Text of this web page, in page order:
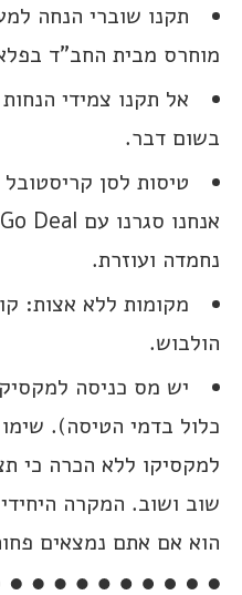
תקנו שוברי הנחה
מוחרס מבית החב”ד
אל תקנו צמידי
בשום דבר.
טיסות לסן
נחמדה ועוזרת.
מקומות ללא אצות:
הולבוש.
יש מס כניסה
כלול בדמי הטיסה).
למקסיקו ללא הכרה כי
שוב ושוב. המקרה
הוא אם אתם נמצאים